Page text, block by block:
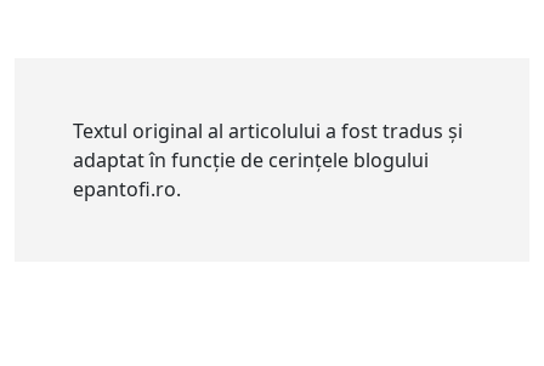
Textul original al articolului a fost tradus și
adaptat în funcție de cerințele blogului
epantofi.ro.